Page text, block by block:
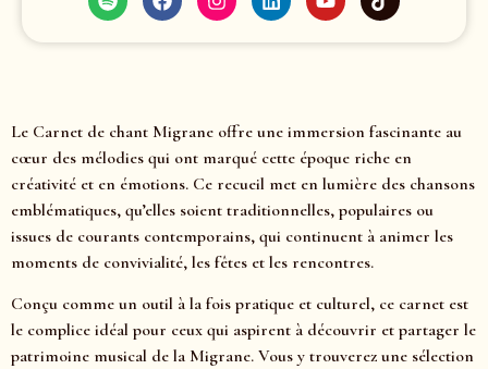
Le Carnet de chant Migrane offre une immersion fascinante au
cœur des mélodies qui ont marqué cette époque riche en
créativité et en émotions. Ce recueil met en lumière des chansons
emblématiques, qu’elles soient traditionnelles, populaires ou
issues de courants contemporains, qui continuent à animer les
moments de convivialité, les fêtes et les rencontres.
Conçu comme un outil à la fois pratique et culturel, ce carnet est
le complice idéal pour ceux qui aspirent à découvrir et partager le
patrimoine musical de la Migrane. Vous y trouverez une sélection